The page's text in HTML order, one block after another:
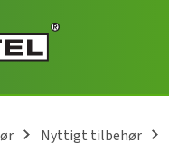
Nyttigt tilbehør